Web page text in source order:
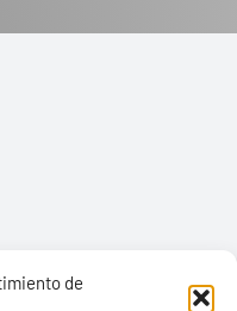
de